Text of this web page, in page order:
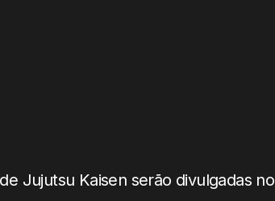
Jujutsu Kaisen serão divulgadas no